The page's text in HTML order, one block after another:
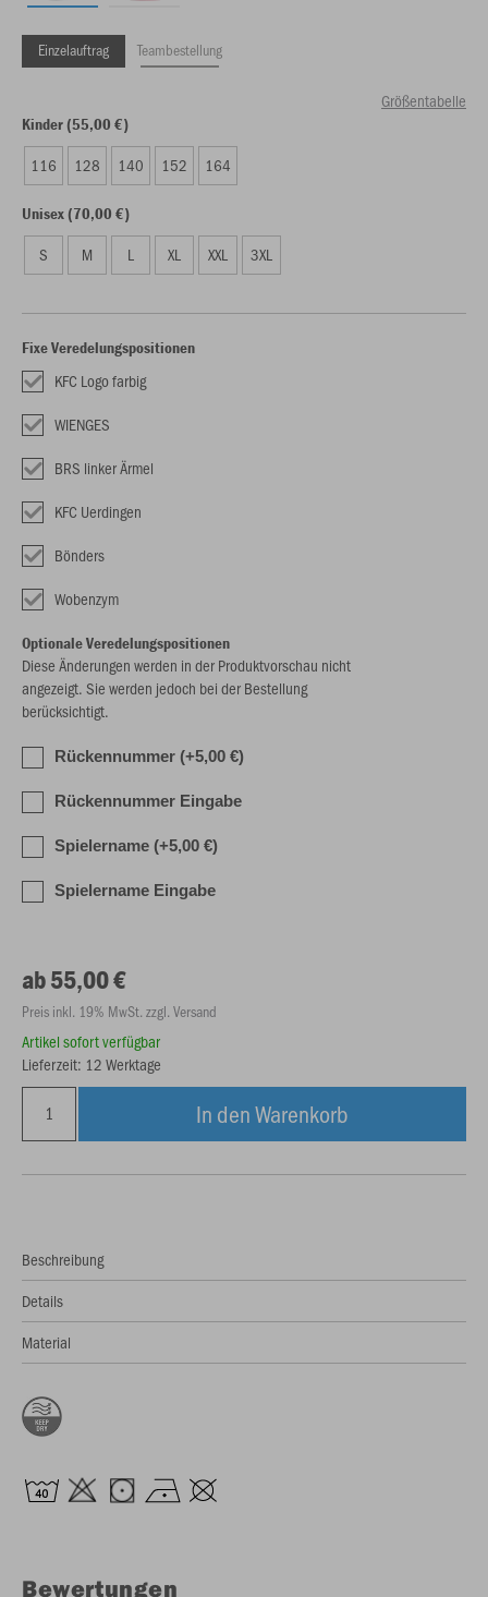
Einzelauftrag Teambestellung
Größentabelle
Kinder (55,00 €)
116 128 140 152 164
Unisex (70,00 €)
S M L XL XXL 3XL
Fixe Veredelungspositionen
KFC Logo farbig
WIENGES
BRS linker Ärmel
KFC Uerdingen
Bönders
Wobenzym
Optionale Veredelungspositionen
Diese Änderungen werden in der Produktvorschau nicht
angezeigt. Sie werden jedoch bei der Bestellung
berücksichtigt.
Rückennummer (+5,00 €)
Rückennummer Eingabe
Spielername (+5,00 €)
Spielername Eingabe
ab 55,00 €
Preis inkl. 19% MwSt. zzgl. Versand
Artikel sofort verfügbar
Lieferzeit: 12 Werktage
In den Warenkorb
Beschreibung
Details
Material
Bewertungen